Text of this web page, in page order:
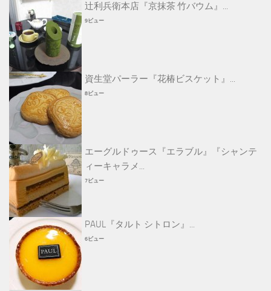
辻利兵衛本店『京抹茶 竹バウム』...
9ビュー
資生堂パーラー『花椿ビスケット』...
8ビュー
エーグルドゥース『エラブル』『シャンテ
ィーキャラメ...
7ビュー
PAUL『タルト シトロン』...
6ビュー